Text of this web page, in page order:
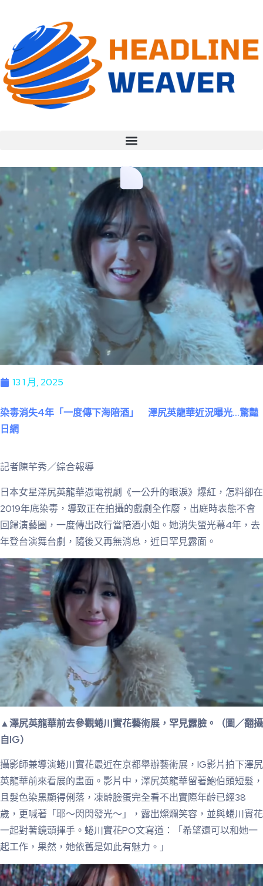
13 1 月, 2025
染毒消失4年「一度傳下海陪酒」 澤尻英龍華近況曝光…驚豔
日網
記者陳芊秀／綜合報導
日本女星澤尻英龍華憑電視劇《一公升的眼淚》爆紅，怎料卻在
2019年底染毒，導致正在拍攝的戲劇全作廢，出庭時表態不會
回歸演藝圈，一度傳出改行當陪酒小姐。她消失螢光幕4年，去
年登台演舞台劇，隨後又再無消息，近日罕見露面。
▲澤尻英龍華前去參觀蜷川實花藝術展，罕見露臉。（圖／翻攝
自IG）
攝影師兼導演蜷川實花最近在京都舉辦藝術展，IG影片拍下澤尻
英龍華前來看展的畫面。影片中，澤尻英龍華留著鮑伯頭短髮，
且髮色染黑顯得俐落，凍齡臉蛋完全看不出實際年齡已經38
歲，更喊著「耶～閃閃發光～」，露出燦爛笑容，並與蜷川實花
一起對著鏡頭揮手。蜷川實花PO文寫道：「希望還可以和她一
起工作，果然，她依舊是如此有魅力。」